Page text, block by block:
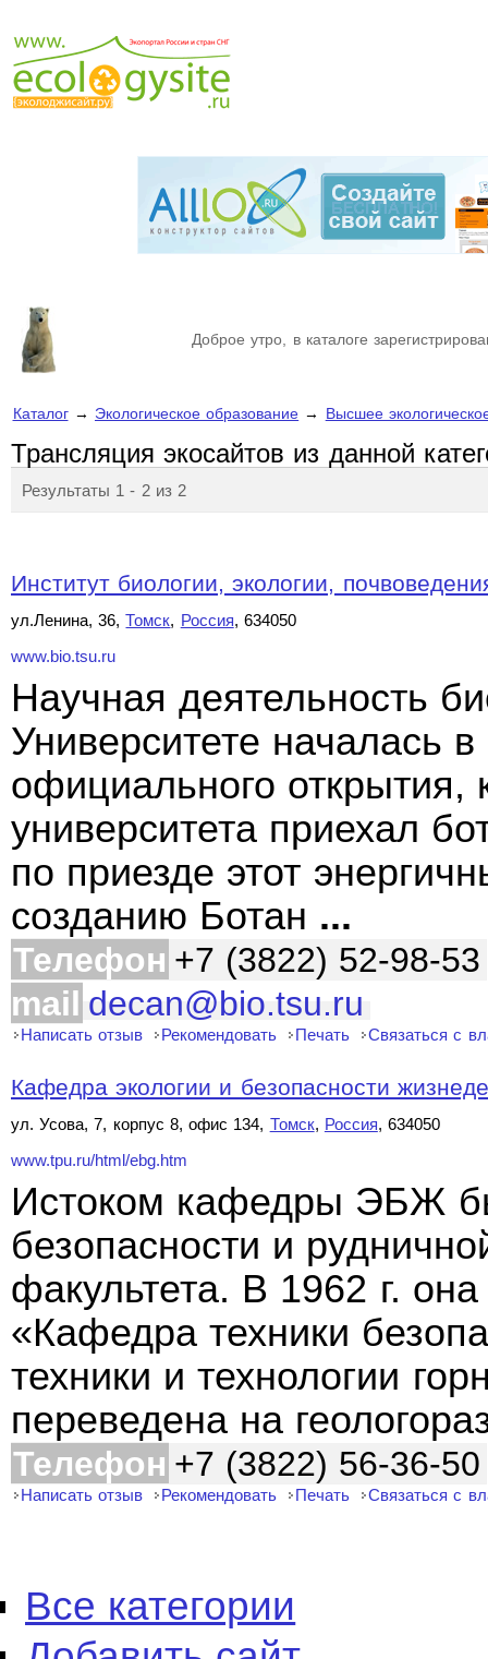
Доброе утро, в каталоге
Каталог→ Экологическое образование → Высшее
Трансляция экосайтов из данной
Результаты 1 - 2 из 2
Институт биологии, экологии,
ул.Ленина, 36,Томск, Россия, 634050
www.bio.tsu.ru
Научная деятельность
Университете началась
официального открытия,
университета приехал
по приезде этот
созданию Ботан ...
Телефон +7 (3822) 52-98-53
mail decan@bio.tsu.ru
Написать отзыв Рекомендовать Печать Связаться с
Кафедра экологии и безопасности
ул. Усова, 7, корпус 8, офис 134, Томск, Россия, 634050
www.tpu.ru/html/ebg.htm
Истоком кафедры ЭБЖ
безопасности и
факультета. В 1962 г.
«Кафедра техники
техники и технологии
переведена на
Телефон +7 (3822) 56-36-50
Написать отзыв Рекомендовать Печать Связаться с
Все категории